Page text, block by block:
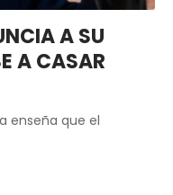
A SU
A CASAR
enseña que el